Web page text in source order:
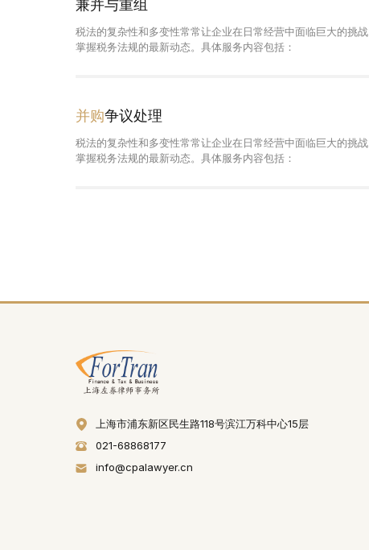
兼并与重组
税法的复杂性和多变性常常让企业在日常经营中面临巨大的挑
掌握税务法规的最新动态。具体服务内容包括：
并购争议处理
税法的复杂性和多变性常常让企业在日常经营中面临巨大的挑
掌握税务法规的最新动态。具体服务内容包括：
上海市浦东新区民生路118号滨江万科中心15层
021-68868177
info@cpalawyer.cn